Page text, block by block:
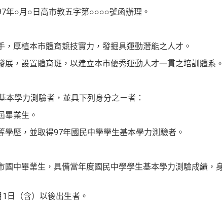
年○月○日高市教五字第○○○○號函辦理。
，厚植本市體育競技實力，發掘具運動潛能之人才。
展，設置體育班，以建立本市優秀運動人才一貫之培訓體系。
本學力測驗者，並具下列身分之ㄧ者 ：
畢業生。
學歷，並取得97年國民中學學生基本學力測驗者。
國中畢業生 ， 具備當年度國民中學學生基本學力測驗成績，
1 日
（含）以後出生者。